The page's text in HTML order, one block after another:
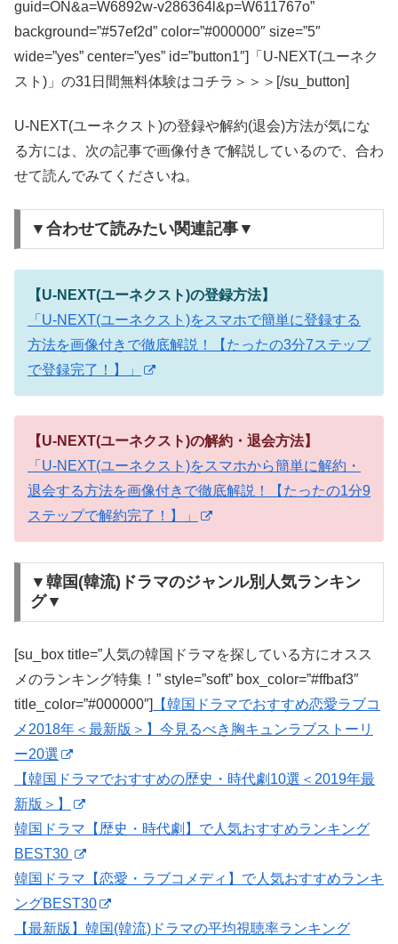
guid=ON&a=W6892w-v286364l&p=W611767o”
background=”#57ef2d” color=”#000000″ size=”5″
wide=”yes” center=”yes” id=”button1″]「U-NEXT(ユーネク
スト)」の31日間無料体験はコチラ＞＞＞[/su_button]
U-NEXT(ユーネクスト)の登録や解約(退会)方法が気にな
る方には、次の記事で画像付きで解説しているので、合わ
せて読んでみてくださいね。
▼合わせて読みたい関連記事▼
【U-NEXT(ユーネクスト)の登録方法】
「U-NEXT(ユーネクスト)をスマホで簡単に登録する
方法を画像付きで徹底解説！【たったの3分7ステップ
で登録完了！】」
【U-NEXT(ユーネクスト)の解約・退会方法】
「U-NEXT(ユーネクスト)をスマホから簡単に解約・
退会する方法を画像付きで徹底解説！【たったの1分9
ステップで解約完了！】」
▼韓国(韓流)ドラマのジャンル別人気ランキン
グ▼
[su_box title=”人気の韓国ドラマを探している方にオスス
メのランキング特集！” style=”soft” box_color=”#ffbaf3″
title_color=”#000000″]
【韓国ドラマでおすすめ恋愛ラブコ
メ2018年＜最新版＞】今見るべき胸キュンラブストーリ
ー20選
【韓国ドラマでおすすめの歴史・時代劇10選＜2019年最
新版＞】
韓国ドラマ【歴史・時代劇】で人気おすすめランキング
BEST30
韓国ドラマ【恋愛・ラブコメディ】で人気おすすめランキ
ングBEST30
【最新版】韓国(韓流)ドラマの平均視聴率ランキング